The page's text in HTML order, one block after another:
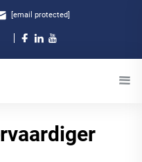
[email protected]